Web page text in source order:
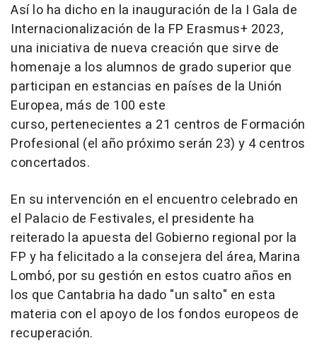
Así lo ha dicho en la inauguración de la I Gala de
Internacionalización de la FP Erasmus+ 2023,
una iniciativa de nueva creación que sirve de
homenaje a los alumnos de grado superior que
participan en estancias en países de la Unión
Europea, más de 100 este
curso, pertenecientes a 21 centros de Formación
Profesional (el año próximo serán 23) y 4 centros
concertados.
En su intervención en el encuentro celebrado en
el Palacio de Festivales, el presidente ha
reiterado la apuesta del Gobierno regional por la
FP y ha felicitado a la consejera del área, Marina
Lombó, por su gestión en estos cuatro años en
los que Cantabria ha dado "un salto" en esta
materia con el apoyo de los fondos europeos de
recuperación.